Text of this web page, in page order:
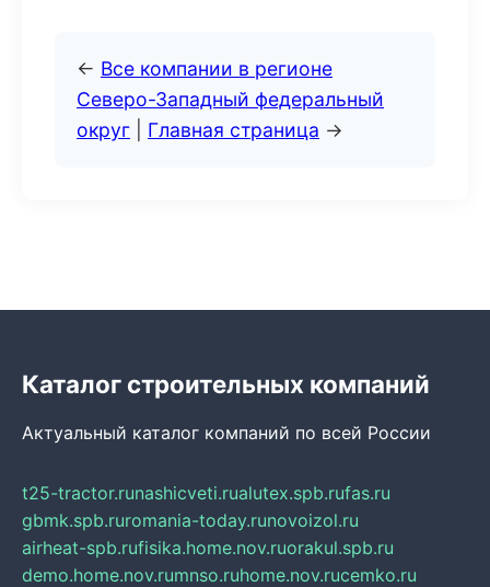
← Все компании в регионе
Северо-Западный федеральный
округ
Главная страница →
Каталог строительных компаний
Актуальный каталог компаний по всей России
t25-tractor.runashicveti.rualutex.spb.rufas.ru
gbmk.spb.ruromania-today.runovoizol.ru
airheat-spb.rufisika.home.nov.ruorakul.spb.ru
demo.home.nov.rumnso.ruhome.nov.rucemko.ru